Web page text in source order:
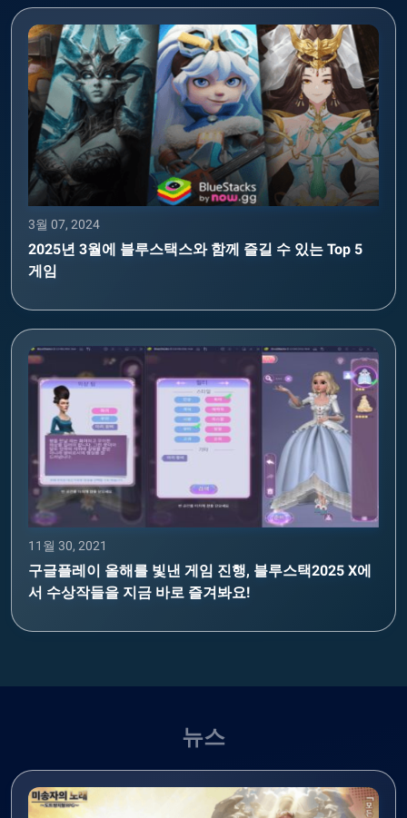
3월 07, 2024
2025년 3월에 블루스택스와 함께 즐길 수 있는 Top 5
게임
11월 30, 2021
구글플레이 올해를 빛낸 게임 진행, 블루스택2025 X에
서 수상작들을 지금 바로 즐겨봐요!
뉴스